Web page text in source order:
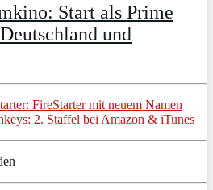
Start als Prime
und
FireStarter mit neuem Namen
2. Staffel bei Amazon & iTunes